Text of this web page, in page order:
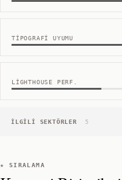
TIPOGRAFI UYUMU
LIGHTHOUSE PERF.
İLGILI SEKTÖRLER 5
★ SIRALAMA